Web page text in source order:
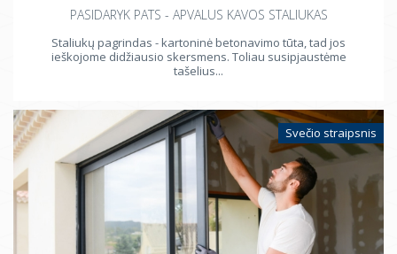
PASIDARYK PATS - APVALUS KAVOS STALIUKAS
Staliukų pagrindas - kartoninė betonavimo tūta, tad jos
ieškojome didžiausio skersmens. Toliau susipjaustėme
tašelius...
Svečio straipsnis